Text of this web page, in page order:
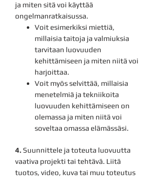
ja miten sitä voi käyttää
ongelmanratkaisussa.
Voit esimerkiksi miettiä,
millaisia taitoja ja valmiuksia
tarvitaan luovuuden
kehittämiseen ja miten niitä voi
harjoittaa.
Voit myös selvittää, millaisia
menetelmiä ja tekniikoita
luovuuden kehittämiseen on
olemassa ja miten niitä voi
soveltaa omassa elämässäsi.
4. Suunnittele ja toteuta luovuutta
vaativa projekti tai tehtävä. Liitä
tuotos, video, kuva tai muu toteutus